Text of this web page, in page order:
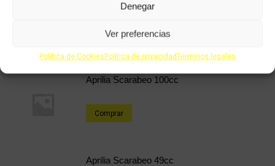
Denegar
Ver preferencias
Política de CookiesPolítica de privacidadTérminos legales
Comprar
Aprilia Scarabeo 100cc
Comprar
Aprilia Scarabeo 49cc